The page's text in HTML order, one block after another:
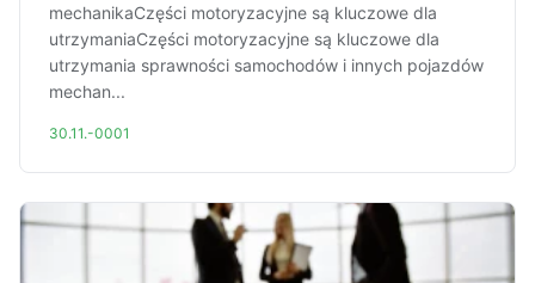
mechanikaCzęści motoryzacyjne są kluczowe dla
utrzymaniaCzęści motoryzacyjne są kluczowe dla
utrzymania sprawności samochodów i innych pojazdów
mechan...
30.11.-0001